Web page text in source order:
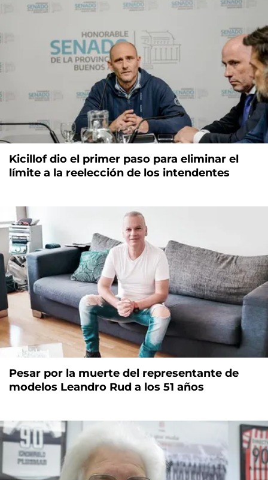
Kicillof dio el primer paso para eliminar el
límite a la reelección de los intendentes
Pesar por la muerte del representante de
modelos Leandro Rud a los 51 años